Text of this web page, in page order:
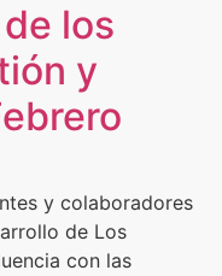
los
y
y colaboradores
de Los
con las